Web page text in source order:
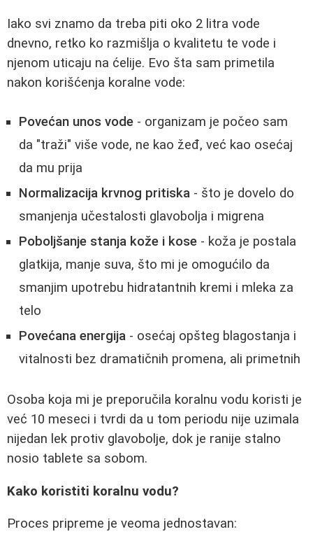
Iako svi znamo da treba piti oko 2 litra vode
dnevno, retko ko razmišlja o kvalitetu te vode i
njenom uticaju na ćelije. Evo šta sam primetila
nakon korišćenja koralne vode:
Povećan unos vode - organizam je počeo sam
da "traži" više vode, ne kao žeđ, već kao osećaj
da mu prija
Normalizacija krvnog pritiska - što je dovelo do
smanjenja učestalosti glavobolja i migrena
Poboljšanje stanja kože i kose - koža je postala
glatkija, manje suva, što mi je omogućilo da
smanjim upotrebu hidratantnih kremi i mleka za
telo
Povećana energija - osećaj opšteg blagostanja i
vitalnosti bez dramatičnih promena, ali primetnih
Osoba koja mi je preporučila koralnu vodu koristi je
već 10 meseci i tvrdi da u tom periodu nije uzimala
nijedan lek protiv glavobolje, dok je ranije stalno
nosio tablete sa sobom.
Kako koristiti koralnu vodu?
Proces pripreme je veoma jednostavan: